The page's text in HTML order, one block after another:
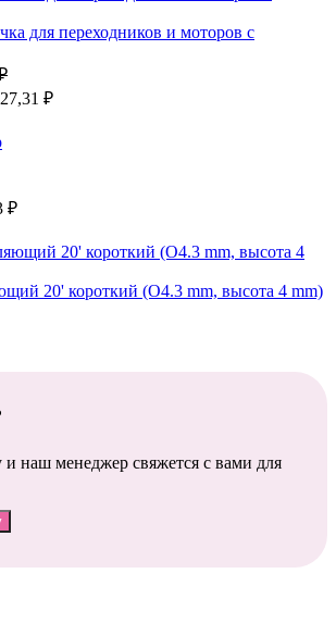
для переходников и моторов с
₽
₽
20' короткий (O4.3 mm, высота 4 mm)
и наш менеджер свяжется с вами для